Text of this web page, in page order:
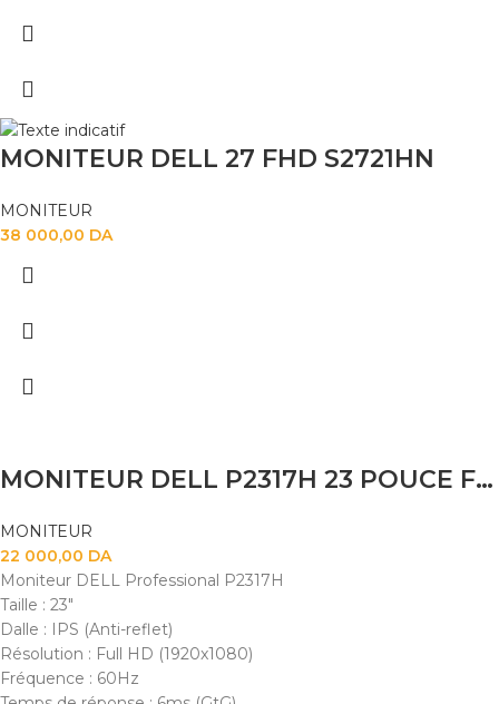
MONITEUR DELL 27 FHD S2721HN
MONITEUR
38 000,00 DA
MONITEUR DELL P2317H 23 POUCE FHD IPS UED
MONITEUR
22 000,00 DA
Moniteur DELL Professional P2317H
Taille : 23"
Dalle : IPS (Anti-reflet)
Résolution : Full HD (1920x1080)
Fréquence : 60Hz